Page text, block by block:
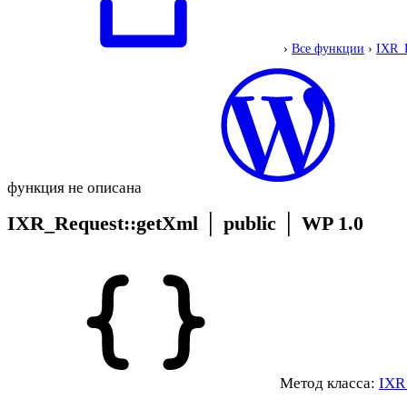
› Все функции ›
функция не описана
IXR_Request::getXml public WP 1.0
Метод класса: